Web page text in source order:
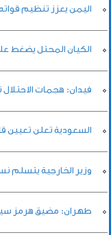
اليمن يعزز تنظيم قواته
الكيان المحتل يضغط
فيدان: هجمات
السعودية تعلن تعيين
وزير الخارجية يتسلم
طهران: مضيق هرمز